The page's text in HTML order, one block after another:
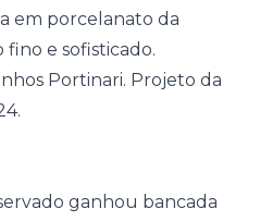
em porcelanato da
e sofisticado.
ganhou bancada